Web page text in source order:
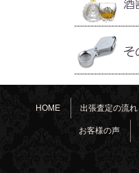
HOME 出張査定の流れ
お客様の声